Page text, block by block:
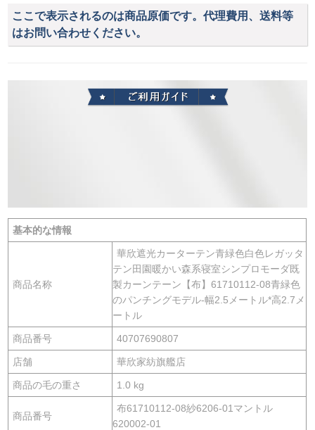
外カーンショートカ
ーラーテンBタイプ白
い格子（黒い线）1.5
ここで表示されるのは商品原価です。代理費用、送料等
はお問い合わせください。
基本的な情報
商品名称
華欣遮光カーターテン青緑色白色レガッタ
テン田園暖かい森系寝室シンプロモーダ既
製カーンテーン【布】61710112-08青緑色
のパンチングモデル-幅2.5メートル*高2.7メ
ートル
商品番号 40707690807
店舗 華欣家紡旗艦店
商品の毛の重さ 1.0 kg
商品番号
布61710112-08紗6206-01マントル
620002-01